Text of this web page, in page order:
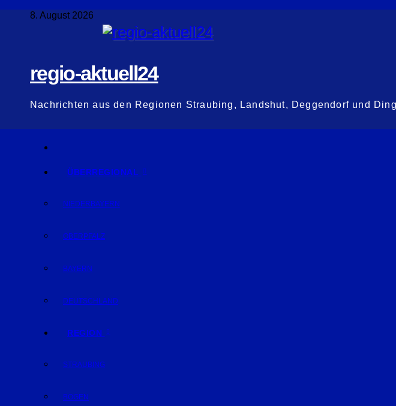
Zum
8. August 2026
regio-aktuell24
Nachrichten aus den Regionen Straubing, Landshut, Deggendorf und
ÜBERREGIONAL
NIEDERBAYERN
OBERPFALZ
BAYERN
DEUTSCHLAND
REGION
STRAUBING
BOGEN